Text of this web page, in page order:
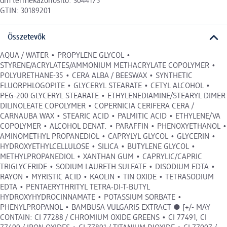
GTIN: 30189201
Összetevők
AQUA / WATER • PROPYLENE GLYCOL •
STYRENE/ACRYLATES/AMMONIUM METHACRYLATE COPOLYMER •
POLYURETHANE-35 • CERA ALBA / BEESWAX • SYNTHETIC
FLUORPHLOGOPITE • GLYCERYL STEARATE • CETYL ALCOHOL •
PEG-200 GLYCERYL STEARATE • ETHYLENEDIAMINE/STEARYL DIMER
DILINOLEATE COPOLYMER • COPERNICIA CERIFERA CERA /
CARNAUBA WAX • STEARIC ACID • PALMITIC ACID • ETHYLENE/VA
COPOLYMER • ALCOHOL DENAT. • PARAFFIN • PHENOXYETHANOL •
AMINOMETHYL PROPANEDIOL • CAPRYLYL GLYCOL • GLYCERIN •
HYDROXYETHYLCELLULOSE • SILICA • BUTYLENE GLYCOL •
METHYLPROPANEDIOL • XANTHAN GUM • CAPRYLIC/CAPRIC
TRIGLYCERIDE • SODIUM LAURETH SULFATE • DISODIUM EDTA •
RAYON • MYRISTIC ACID • KAOLIN • TIN OXIDE • TETRASODIUM
EDTA • PENTAERYTHRITYL TETRA-DI-T-BUTYL
HYDROXYHYDROCINNAMATE • POTASSIUM SORBATE •
PHENYLPROPANOL • BAMBUSA VULGARIS EXTRACT ● [+/- MAY
CONTAIN: CI 77288 / CHROMIUM OXIDE GREENS • CI 77491, CI